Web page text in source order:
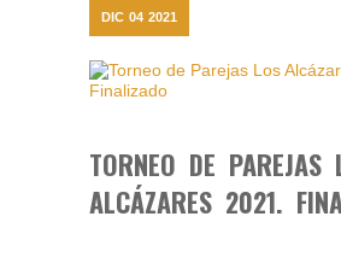
DIC 04 2021
TORNEO DE PAREJAS
ALCÁZARES 2021.